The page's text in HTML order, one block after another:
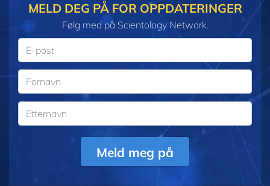
MELD DEG PÅ FOR OPPDATERINGER
Følg med på Scientology Network.
Meld meg på